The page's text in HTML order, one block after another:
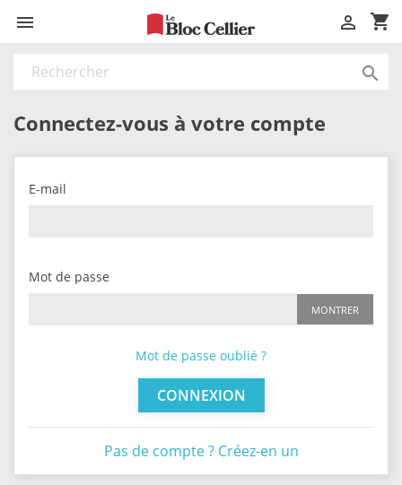
 shopping_cart


Connectez-vous à votre compte
E-mail
Mot de passe
MONTRER
Mot de passe oublié ?
CONNEXION
Pas de compte ? Créez-en un